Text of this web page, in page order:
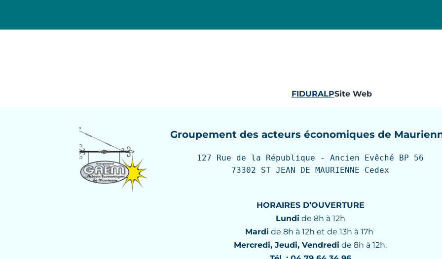
FIDURALPSite Web
Groupement des acteurs économiques de
127 Rue de la République - Ancien Evêché BP 56
73302 ST JEAN DE MAURIENNE Cedex
HORAIRES D’OUVERTURE
Lundi de 8h à 12h
Mardi de 8h à 12h et de 13h à 17h
Mercredi, Jeudi, Vendredi de 8h à 12h.